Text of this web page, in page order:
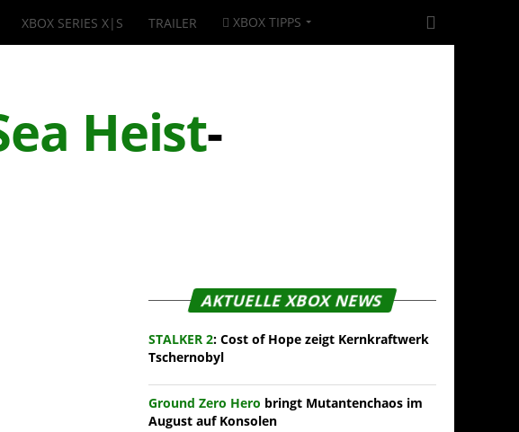
XBOX SERIES X|S TRAILER XBOX TIPPS
Heist-
AKTUELLE XBOX NEWS
STALKER 2: Cost of Hope zeigt Kernkraftwerk
Tschernobyl
Ground Zero Hero bringt Mutantenchaos im
August auf Konsolen